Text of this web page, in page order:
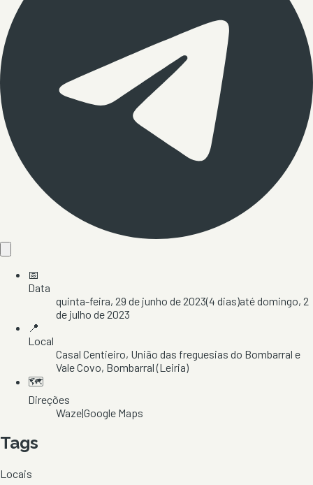
📅
Data
quinta-feira, 29 de junho de 2023(4 dias)atédomingo, 2
de julho de 2023
📍
Local
Casal Centieiro, União das freguesias do Bombarral e
Vale Covo, Bombarral(Leiria)
🗺️
Direções
Waze|Google Maps
Tags
Locais